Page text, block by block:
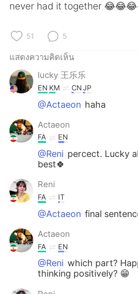
繁體中文 Español
العربية
Deutsch
한국어
Indonesia Italiano
Türkçe
Português
never had it together
51 5
แสดงความคิดเห็น
lucky 王乐乐
EN KM CNJP
@Actaeon haha
Actaeon
FA EN
@Reni percect. Lucky
best🍀
Reni
FA IT
@Actaeon final
Actaeon
FA EN
@Reni which part?
thinking positively? 😁